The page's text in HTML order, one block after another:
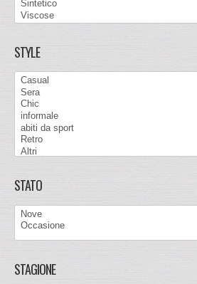
STYLE
STATO
STAGIONE